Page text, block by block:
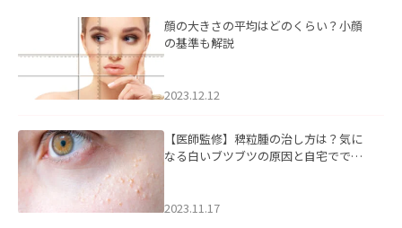
顔の大きさの平均はどのくらい？小顔
の基準も解説
2023.12.12
【医師監修】稗粒腫の治し方は？気に
なる白いブツブツの原因と自宅ででき
2023.11.17